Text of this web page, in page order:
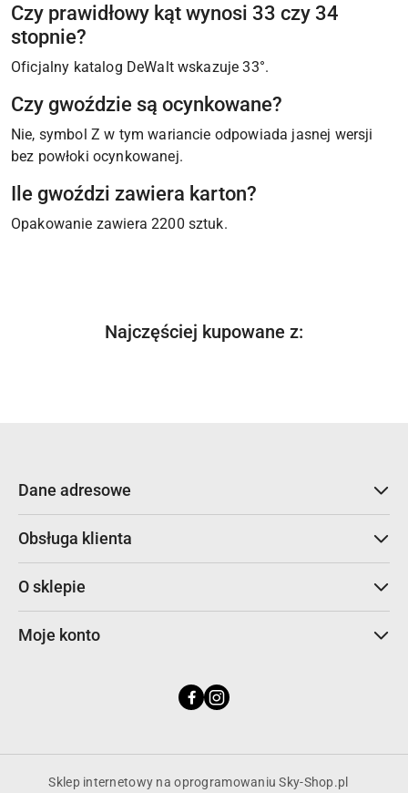
Czy prawidłowy kąt wynosi 33 czy 34
stopnie?
Oficjalny katalog DeWalt wskazuje 33°.
Czy gwoździe są ocynkowane?
Nie, symbol Z w tym wariancie odpowiada jasnej wersji
bez powłoki ocynkowanej.
Ile gwoździ zawiera karton?
Opakowanie zawiera 2200 sztuk.
Pomiń karuzelę produktów
Produkty
Najczęściej kupowane z:
Dane adresowe
Obsługa klienta
O sklepie
Moje konto
Sklep internetowy na oprogramowaniu Sky-Shop.pl